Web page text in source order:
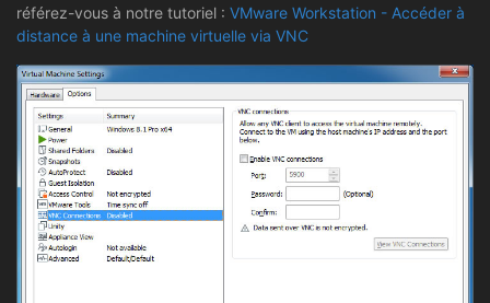
référez-vous à notre tutoriel : VMware Workstation - Accéder à
distance à une machine virtuelle via VNC